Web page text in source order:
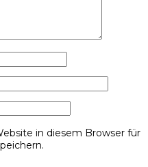
in diesem Browser für